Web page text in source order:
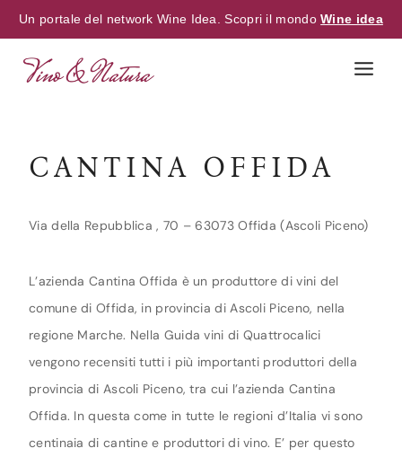
Un portale del network Wine Idea. Scopri il mondoWine idea
CANTINA OFFIDA
Via della Repubblica , 70 – 63073 Offida (Ascoli Piceno)
L’azienda Cantina Offida è un produttore di vini del
comune di Offida, in provincia di Ascoli Piceno, nella
regione Marche. Nella Guida vini di Quattrocalici
vengono recensiti tutti i più importanti produttori della
provincia di Ascoli Piceno, tra cui l’azienda Cantina
Offida. In questa come in tutte le regioni d’Italia vi sono
centinaia di cantine e produttori di vino. E’ per questo